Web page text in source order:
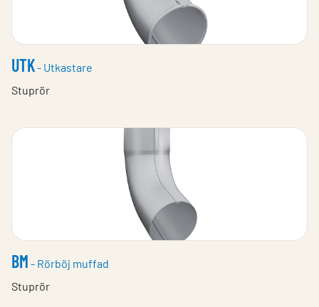
UTK- Utkastare
Stuprör
BM - Rörböj muffad
Stuprör